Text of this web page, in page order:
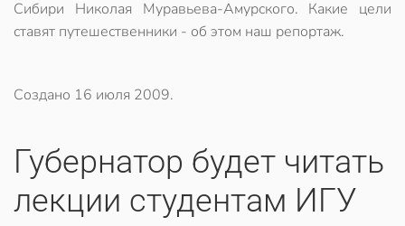
Сибири Николая Муравьева-Амурского. Какие цели
ставят путешественники - об этом наш репортаж.
Создано 16 июля 2009.
Губернатор будет читать
лекции студентам ИГУ